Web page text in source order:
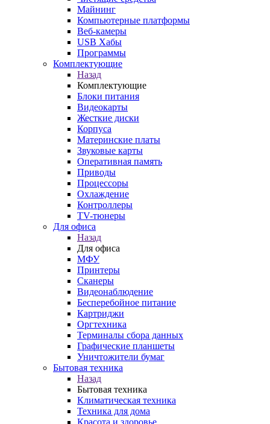
Майнинг
Компьютерные платформы
Веб-камеры
USB Хабы
Программы
Комплектующие
Назад
Комплектующие
Блоки питания
Видеокарты
Жесткие диски
Корпуса
Материнские платы
Звуковые карты
Оперативная память
Приводы
Процессоры
Охлаждение
Контроллеры
TV-тюнеры
Для офиса
Назад
Для офиса
МФУ
Принтеры
Сканеры
Видеонаблюдение
Бесперебойное питание
Картриджи
Оргтехника
Терминалы сбора данных
Графические планшеты
Уничтожители бумаг
Бытовая техника
Назад
Бытовая техника
Климатическая техника
Техника для дома
Красота и здоровье